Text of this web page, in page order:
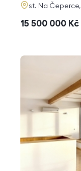
adresa
st. Na
cena
15 500 000 Kč